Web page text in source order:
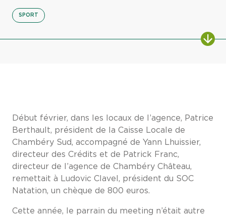
SPORT
Début février, dans les locaux de l’agence, Patrice
Berthault, président de la Caisse Locale de
Chambéry Sud, accompagné de Yann Lhuissier,
directeur des Crédits et de Patrick Franc,
directeur de l’agence de Chambéry Château,
remettait à Ludovic Clavel, président du SOC
Natation, un chèque de 800 euros.
Cette année, le parrain du meeting n’était autre